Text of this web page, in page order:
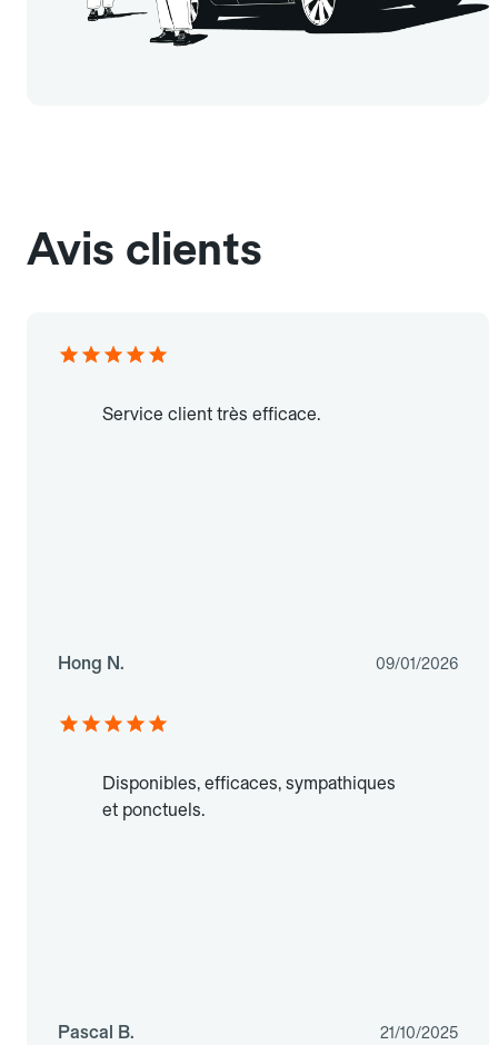
Avis clients
Service client très efficace.
Hong N. 09/01/2026
Disponibles, efficaces, sympathiques
et ponctuels.
Pascal B. 21/10/2025